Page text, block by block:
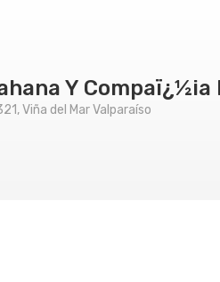
Y
Viña del Mar Valparaíso